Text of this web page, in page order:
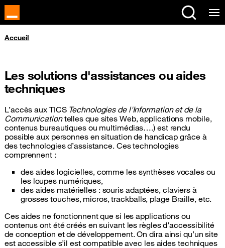
Panneau de gestion des cookies
Vous êtes ici
Accueil
Les solutions d'assistances ou aides
techniques
L’accès aux TICS Technologies de l'Information et de la
Communicationtelles que sites Web, applications mobile,
contenus bureautiques ou multimédias….) est rendu
possible aux personnes en situation de handicap grâce à
des technologies d’assistance. Ces technologies
comprennent :
des aides logicielles, comme les synthèses vocales ou
les loupes numériques,
des aides matérielles : souris adaptées, claviers à
grosses touches, micros, trackballs, plage Braille, etc.
Ces aides ne fonctionnent que si les applications ou
contenus ont été créés en suivant les règles d’accessibilité
de conception et de développement. On dira ainsi qu’un site
est accessible s’il est compatible avec les aides techniques